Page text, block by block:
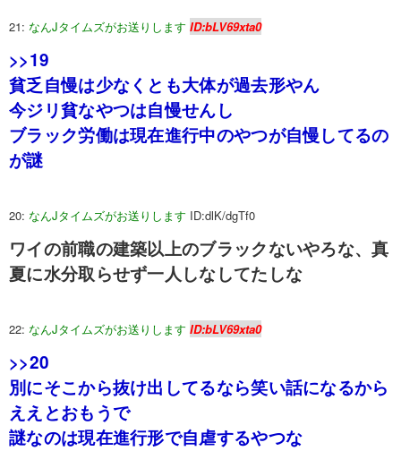
21: なんJタイムズがお送りします ID:bLV69xta0
>>19
貧乏自慢は少なくとも大体が過去形やん
今ジリ貧なやつは自慢せんし
ブラック労働は現在進行中のやつが自慢してるの
が謎
20: なんJタイムズがお送りします ID:dlK/dgTf0
ワイの前職の建築以上のブラックないやろな、真
夏に水分取らせず一人しなしてたしな
22: なんJタイムズがお送りします ID:bLV69xta0
>>20
別にそこから抜け出してるなら笑い話になるから
ええとおもうで
謎なのは現在進行形で自虐するやつな